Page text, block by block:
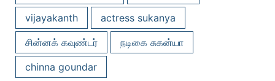
vijayakanth
actress sukanya
சின்னக் கவுண்டர்
நடிகை சுகன்யா
chinna goundar